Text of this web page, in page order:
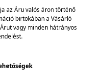
az Áru valós áron történő
birtokában a Vásárló
vagy minden hátrányos